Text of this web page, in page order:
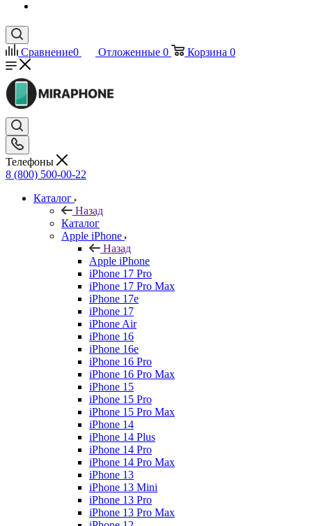
Сравнение0 Отложенные 0 Корзина 0
Телефоны
8 (800) 500-00-22
Каталог
Назад
Каталог
Apple iPhone
Назад
Apple iPhone
iPhone 17 Pro
iPhone 17 Pro Max
iPhone 17e
iPhone 17
iPhone Air
iPhone 16
iPhone 16e
iPhone 16 Pro
iPhone 16 Pro Max
iPhone 15
iPhone 15 Pro
iPhone 15 Pro Max
iPhone 14
iPhone 14 Plus
iPhone 14 Pro
iPhone 14 Pro Max
iPhone 13
iPhone 13 Mini
iPhone 13 Pro
iPhone 13 Pro Max